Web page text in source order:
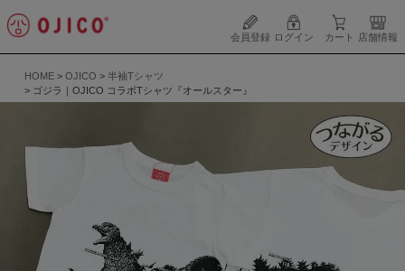
会員登録 ログイン カート 店舗情報
HOME OJICO
半袖Tシャツ
ゴジラ｜OJICO コラボTシャツ『オールスター』